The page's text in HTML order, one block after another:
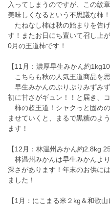
入ってしまうのですが、この紋
美味しくなるという不思議な柿！
たねなし柿は秋の始まりを告
す！またお日にち置いて召し上
0月の王道柿です！
【11月：濃厚早生みかん約
こちらも秋の人気王道商品を
早生みかんのぷりぷりみずみ
初に甘さがギュン！！と届き、
柿の超王道！シャクっと固め
ませていくと、まるで黒糖のよ
ます！
【12月：林温州みかん約2.8kg
林温州みかんは早生みかんよ
深さがあります！年末のお供に
ました！
【1月：にこまる米２kg＆和歌山